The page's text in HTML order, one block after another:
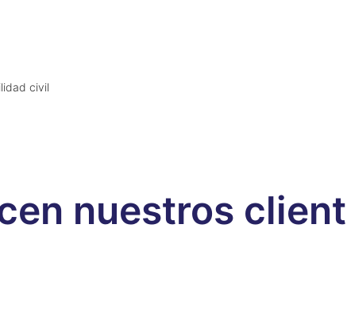
civil
nuestros